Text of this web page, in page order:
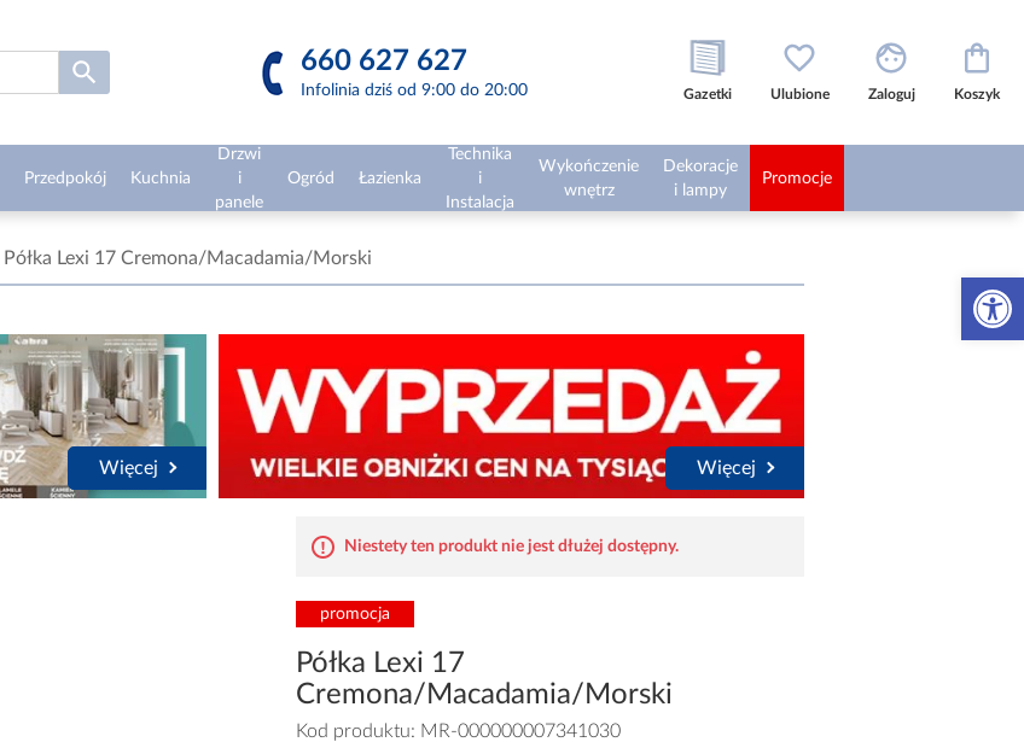
Otwórz
660 627 627
Infolinia dziś od 9:00 do 20:00 Gazetki Ulubione Zaloguj Koszyk
Przedpokój Kuchnia
Drzwi
i
panele
Ogród Łazienka
Technika
i
Instalacja
Wykończenie
wnętrz
Dekoracje
i lampy
Promocje
Półka Lexi 17 Cremona/Macadamia/Morski
Więcej Więcej
Niestety ten produkt nie jest dłużej dostępny.
promocja
Półka Lexi 17
Cremona/Macadamia/Morski
Kod produktu: MR-000000007341030